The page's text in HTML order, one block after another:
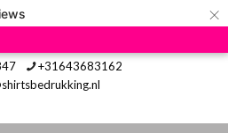
×
+31643683162